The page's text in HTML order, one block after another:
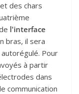
des chars
l'interface
bras, il sera
Pour
à partir
dans
communication